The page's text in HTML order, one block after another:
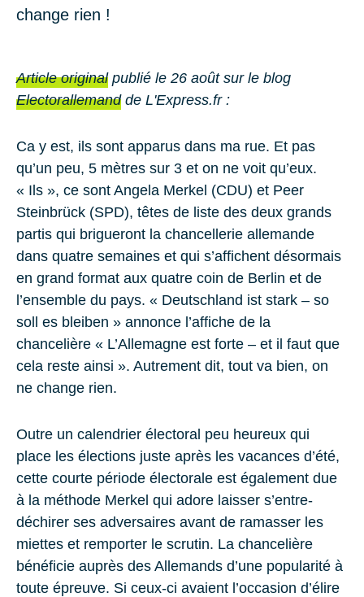
change rien !
Article originalpublié le 26 août sur le blog
Electorallemandde L'Express.fr :
Ca y est, ils sont apparus dans ma rue. Et pas
qu’un peu, 5 mètres sur 3 et on ne voit qu’eux.
« Ils », ce sont Angela Merkel (CDU) et Peer
Steinbrück (SPD), têtes de liste des deux grands
partis qui brigueront la chancellerie allemande
dans quatre semaines et qui s’affichent désormais
en grand format aux quatre coin de Berlin et de
l’ensemble du pays. « Deutschland ist stark – so
soll es bleiben » annonce l’affiche de la
chancelière « L’Allemagne est forte – et il faut que
cela reste ainsi ». Autrement dit, tout va bien, on
ne change rien.
Outre un calendrier électoral peu heureux qui
place les élections juste après les vacances d’été,
cette courte période électorale est également due
à la méthode Merkel qui adore laisser s’entre-
déchirer ses adversaires avant de ramasser les
miettes et remporter le scrutin. La chancelière
bénéficie auprès des Allemands d’une popularité à
toute épreuve. Si ceux-ci avaient l’occasion d’élire